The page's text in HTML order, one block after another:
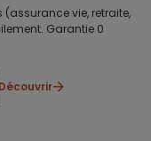
vie, retraite,
Garantie 0
Découvrir